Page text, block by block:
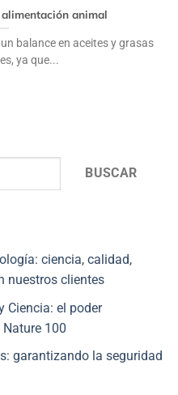
animal
balance en aceites y grasas
ya que...
BUSCAR
ciencia, calidad,
nuestros clientes
Ciencia: el poder
100
garantizando la seguridad